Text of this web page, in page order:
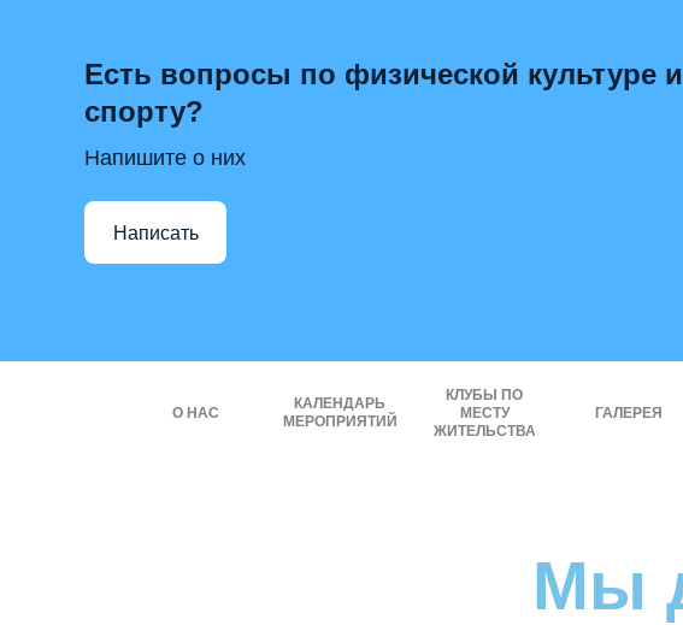
Есть вопросы по физической культуре и
спорту?
Напишите о них
Написать
О НАС
КАЛЕНДАРЬ
МЕРОПРИЯТИЙ
КЛУБЫ ПО
МЕСТУ
ЖИТЕЛЬСТВА
ГАЛЕРЕЯ
Мы